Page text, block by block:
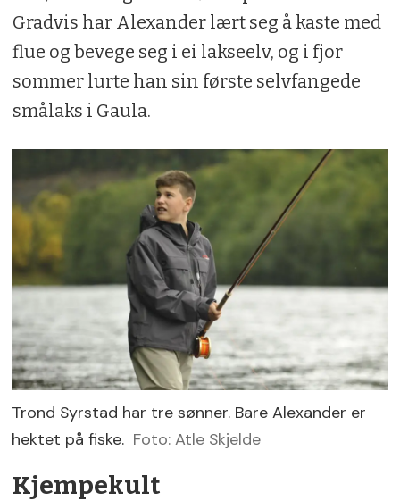
Gradvis har Alexander lært seg å kaste med
flue og bevege seg i ei lakseelv, og i fjor
sommer lurte han sin første selvfangede
smålaks i Gaula.
Trond Syrstad har tre sønner. Bare Alexander er
hektet på fiske. Foto: Atle Skjelde
Kjempekult